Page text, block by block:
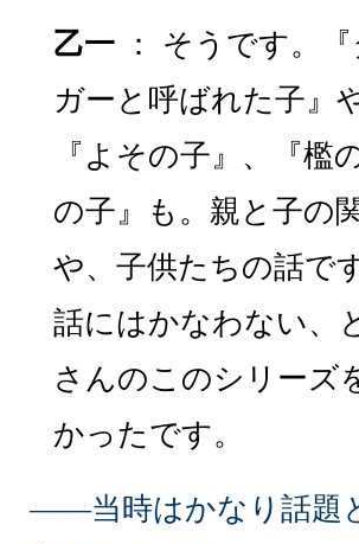
乙一 ： そうです。
ガーと呼ばれた子』
『よその子』、『檻
の子』も。親と子の
や、子供たちの話で
話にはかなわない、
さんのこのシリーズ
かったです。
――当時はかなり話題